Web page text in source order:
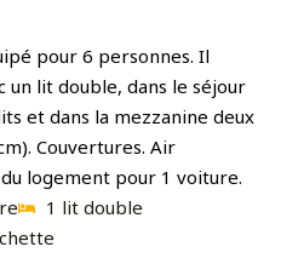
pour 6 personnes. Il
un lit double, dans le séjour
et dans la mezzanine deux
Couvertures. Air
logement pour 1 voiture.
1 lit double